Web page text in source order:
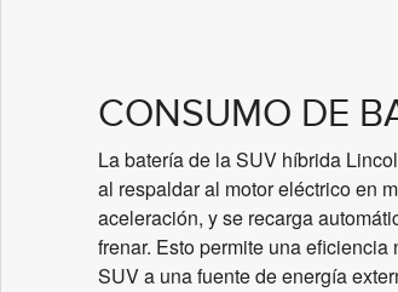
CONSUMO DE
La batería de la SUV híbrida
al respaldar al motor eléctrico en
aceleración, y se recarga
frenar. Esto permite una
SUV a una fuente de energía